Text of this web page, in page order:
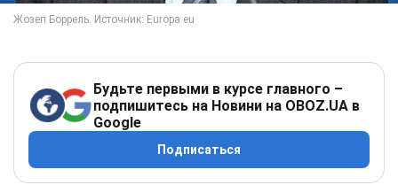
Будьте первыми в курсе главного –
подпишитесь на Новини на OBOZ.UA в
Google
Подписаться